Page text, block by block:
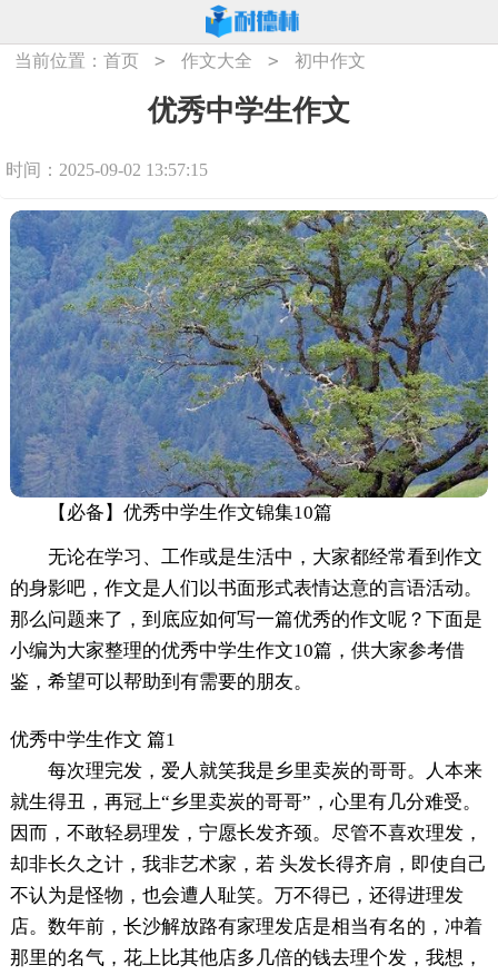
当前位置：首页 > 作文大全 > 初中作文
优秀中学生作文
时间：2025-09-02 13:57:15
【必备】优秀中学生作文锦集10篇
无论在学习、工作或是生活中，大家都经常看到作文
的身影吧，作文是人们以书面形式表情达意的言语活动。
那么问题来了，到底应如何写一篇优秀的作文呢？下面是
小编为大家整理的优秀中学生作文10篇，供大家参考借
鉴，希望可以帮助到有需要的朋友。
优秀中学生作文 篇1
每次理完发，爱人就笑我是乡里卖炭的哥哥。人本来
就生得丑，再冠上“乡里卖炭的哥哥”，心里有几分难受。
因而，不敢轻易理发，宁愿长发齐颈。尽管不喜欢理发，
却非长久之计，我非艺术家，若 头发长得齐肩，即使自己
不认为是怪物，也会遭人耻笑。万不得已，还得进理发
店。数年前，长沙解放路有家理发店是相当有名的，冲着
那里的名气，花上比其他店多几倍的钱去理个发，我想，